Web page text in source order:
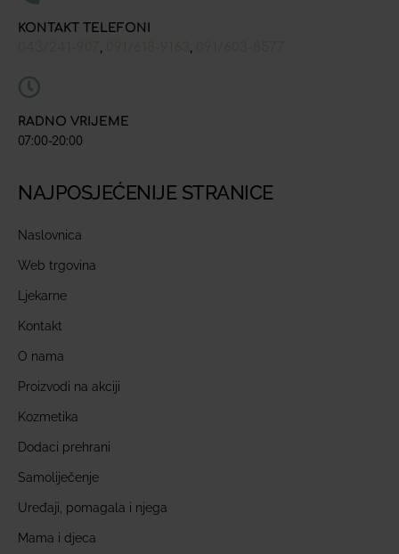
KONTAKT TELEFONI
, ,
RADNO VRIJEME
07:00-20:00
NAJPOSJEĆENIJE STRANICE
Naslovnica
Web trgovina
Ljekarne
Kontakt
O nama
Proizvodi na akciji
Kozmetika
Dodaci prehrani
Samoliječenje
Uređaji, pomagala i njega
Mama i djeca